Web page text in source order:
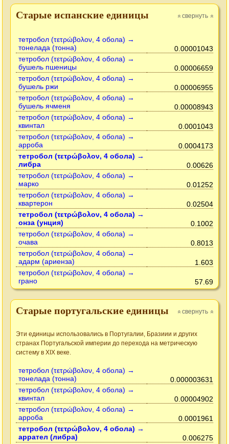
»свернуть»
Старые испанские единицы
тетробол (τετρώβολον, 4 обола) →
тонелада (тонна)
0.00001043
тетробол (τετρώβολον, 4 обола) →
бушель пшеницы
0.00006659
тетробол (τετρώβολον, 4 обола) →
бушель ржи
0.00006955
тетробол (τετρώβολον, 4 обола) →
бушель ячменя
0.00008943
тетробол (τετρώβολον, 4 обола) →
квинтал
0.0001043
тетробол (τετρώβολον, 4 обола) →
арроба
0.0004173
тетробол (τετρώβολον, 4 обола) →
либра
0.00626
тетробол (τετρώβολον, 4 обола) →
марко
0.01252
тетробол (τετρώβολον, 4 обола) →
квартерон
0.02504
тетробол (τετρώβολον, 4 обола) →
онза (унция)
0.1002
тетробол (τετρώβολον, 4 обола) →
очава
0.8013
тетробол (τετρώβολον, 4 обола) →
адарм (ариенза)
1.603
тетробол (τετρώβολον, 4 обола) →
грано
57.69
»свернуть»
Старые португальские единицы
Эти единицы использовались в Португалии, Бразиии и других
странах Португальской империи до перехода на метрическую
систему в XIX веке.
тетробол (τετρώβολον, 4 обола) →
тонелада (тонна)
0.000003631
тетробол (τετρώβολον, 4 обола) →
квинтал
0.00004902
тетробол (τετρώβολον, 4 обола) →
арроба
0.0001961
тетробол (τετρώβολον, 4 обола) →
аррател (либра)
0.006275